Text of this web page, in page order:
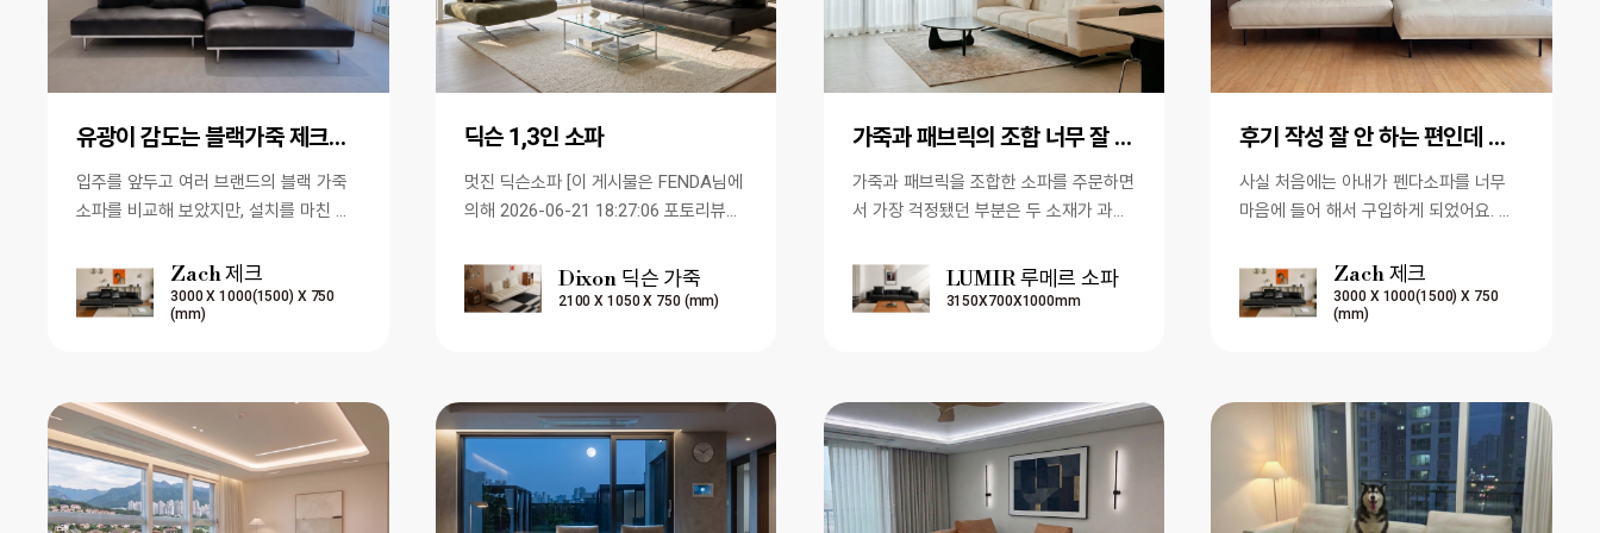
유광이 감도는 블랙가죽 제크소파 쨩입니다.
입주를 앞두고 여러 브랜드의 블랙 가죽
소파를 비교해 보았지만, 설치를 마친 순
생각이 들었습니다. 넓게 펼쳐…
Zach 제크
3000 X 1000(1500) X 750
(mm)
딕슨 1,3인 소파
멋진 딕슨소파 [이 게시물은 FENDA님에
의해 2026-06-21 18:27:06 포토리뷰에
Dixon 딕슨 가죽
2100 X 1050 X 750 (mm)
가죽과 패브릭의 조합 너무 잘 선택 한 것 같아요.
가죽과 패브릭을 조합한 소파를 주문하면
서 가장 걱정됐던 부분은 두 소재가 과연
맞춤 제작이라 제작 기간도…
LUMIR 루메르 소파
3150X700X1000mm
후기 작성 잘 안 하는 편인데 이 소파는 꼭 남기고 싶네요.
사실 처음에는 아내가 펜다소파를 너무
마음에 들어 해서 구입하게 되었어요. 저
괜찮다는 이야기만 들었지 큰…
Zach 제크
3000 X 1000(1500) X 750
(mm)